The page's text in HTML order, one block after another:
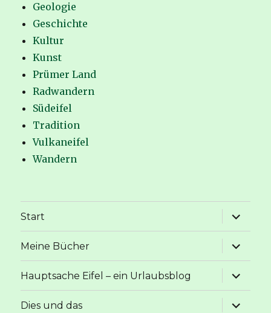
Geologie
Geschichte
Kultur
Kunst
Prümer Land
Radwandern
Südeifel
Tradition
Vulkaneifel
Wandern
Start
Meine Bücher
Hauptsache Eifel – ein Urlaubsblog
Dies und das